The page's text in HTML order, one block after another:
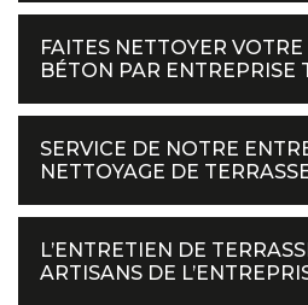
FAITES NETTOYER
BÉTON PAR ENTREPRISE
SERVICE DE NOTRE
NETTOYAGE DE
L’ENTRETIEN DE
ARTISANS DE